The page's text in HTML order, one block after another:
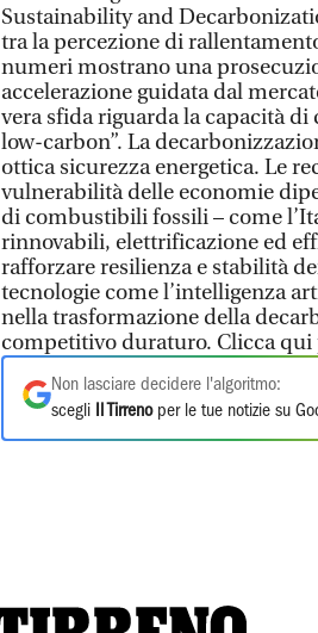
Sustainability and
tra la percezione di
numeri mostrano una
accelerazione guidata dal
vera sfida riguarda la capacità
low-carbon”. La
ottica sicurezza energetica. Le
vulnerabilità delle economie
di combustibili fossili – come
rinnovabili, elettrificazione ed
rafforzare resilienza e stabilità
tecnologie come l’intelligenza
nella trasformazione della
competitivo duraturo. Clicca qui
Non lasciare decidere l'algoritmo:
scegli
Il Tirrenoper le tue notizie su